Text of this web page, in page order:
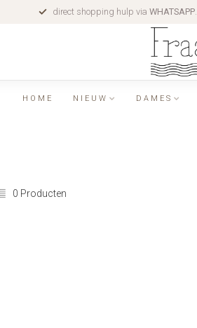
direct shopping hulp via WHATSAPP.
HOME NIEUW DAMES
0 Producten